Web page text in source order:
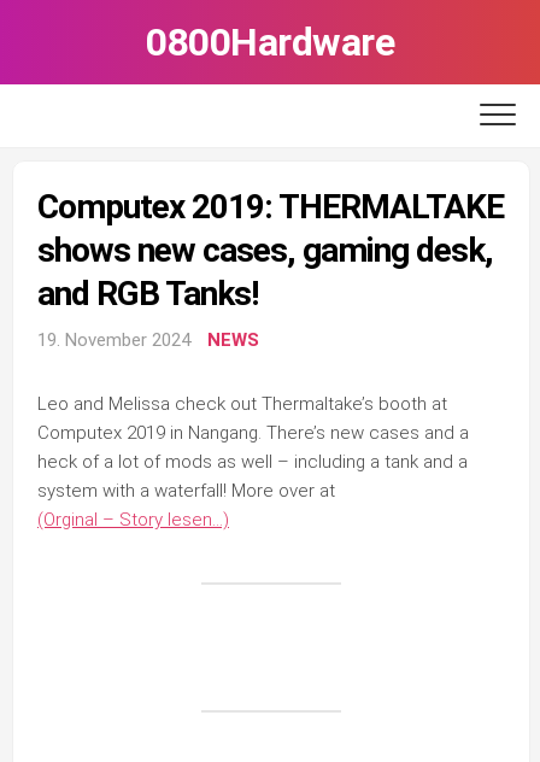
0800Hardware
Computex 2019: THERMALTAKE
shows new cases, gaming desk,
and RGB Tanks!
19. November 2024 NEWS
Leo and Melissa check out Thermaltake’s booth at
Computex 2019 in Nangang. There’s new cases and a
heck of a lot of mods as well – including a tank and a
system with a waterfall! More over at
(Orginal – Story lesen…)